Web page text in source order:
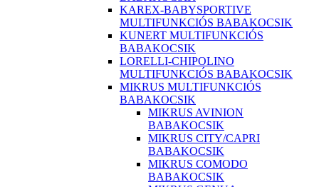
KAREX-BABYSPORTIVE
MULTIFUNKCIÓS BABAKOCSIK
KUNERT MULTIFUNKCIÓS
BABAKOCSIK
LORELLI-CHIPOLINO
MULTIFUNKCIÓS BABAKOCSIK
MIKRUS MULTIFUNKCIÓS
BABAKOCSIK
MIKRUS AVINION
BABAKOCSIK
MIKRUS CITY/CAPRI
BABAKOCSIK
MIKRUS COMODO
BABAKOCSIK